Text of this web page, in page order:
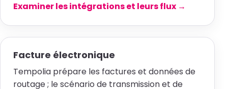
Examiner les intégrations et leurs flux →
Facture électronique
Tempolia prépare les factures et données de
routage ; le scénario de transmission et de